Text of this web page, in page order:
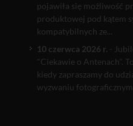
pojawiła się możliwość
produktowej pod kątem
kompatybilnych ze...
10 czerwca 2026 r. -
"Ciekawie o Antenach".
kiedy zapraszamy do
wyzwaniu fotograficznym